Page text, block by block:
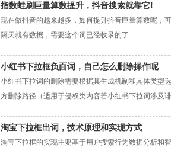
指数蛙刷巨量算数提升，抖音搜索就靠它!
现在做抖音的越来越多，如何提升抖音巨量算数呢，
隔天就有数据，需要这个词已经收录的了...
小红书下拉框负面词，自己怎么删除操作呢
小红书下拉词的删除需要根据其生成机制和具体类型
方删除路径（适用于侵权类内容若小红书下拉词涉及
淘宝下拉框出词，技术原理和实现方式
淘宝下拉框的实现主要基于用户搜索行为数据分析和